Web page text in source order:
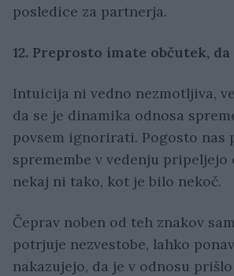
posledice za partnerja.
12. Preprosto imate občutek,
Intuicija ni vedno nezmotljiva,
da se je dinamika odnosa
povsem ignorirati. Pogosto nas
spremembe v vedenju pripeljejo
nekaj ni tako, kot je bilo nekoč.
Čeprav noben od teh znakov
potrjuje nezvestobe, lahko
nakazujejo, da je v odnosu